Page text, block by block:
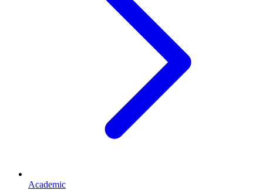
Academic